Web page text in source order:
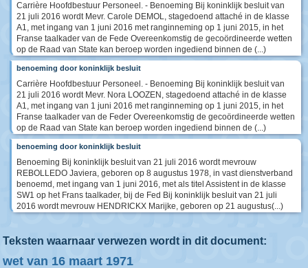
Carrière Hoofdbestuur Personeel. - Benoeming Bij koninklijk besluit van
21 juli 2016 wordt Mevr. Carole DEMOL, stagedoend attaché in de klasse
A1, met ingang van 1 juni 2016 met ranginneming op 1 juni 2015, in het
Franse taalkader van de Fede Overeenkomstig de gecoördineerde wetten
op de Raad van State kan beroep worden ingediend binnen de (...)
benoeming door koninklijk besluit
Carrière Hoofdbestuur Personeel. - Benoeming Bij koninklijk besluit van
21 juli 2016 wordt Mevr. Nora LOOZEN, stagedoend attaché in de klasse
A1, met ingang van 1 juni 2016 met ranginneming op 1 juni 2015, in het
Franse taalkader van de Feder Overeenkomstig de gecoördineerde wetten
op de Raad van State kan beroep worden ingediend binnen de (...)
benoeming door koninklijk besluit
Benoeming Bij koninklijk besluit van 21 juli 2016 wordt mevrouw
REBOLLEDO Javiera, geboren op 8 augustus 1978, in vast dienstverband
benoemd, met ingang van 1 juni 2016, met als titel Assistent in de klasse
SW1 op het Frans taalkader, bij de Fed Bij koninklijk besluit van 21 juli
2016 wordt mevrouw HENDRICKX Marijke, geboren op 21 augustus(...)
Teksten waarnaar verwezen wordt in dit document:
wet van 16 maart 1971